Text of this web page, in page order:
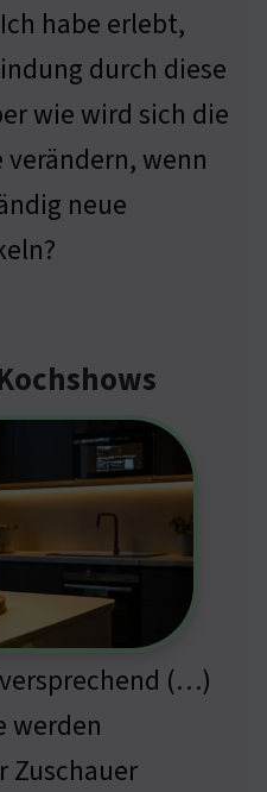
habe erlebt,
durch diese
wie wird sich die
wenn
neue
(…)
werden
Zuschauer